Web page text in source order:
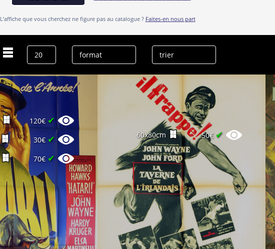
L’affiche que vous cherchez ne figure pas au catalogue ? Faites-en nous part
John Wayne
effacer l’historique
120€ ✔
30€ ✔
70€ ✔
60x80cm 50€ ✔